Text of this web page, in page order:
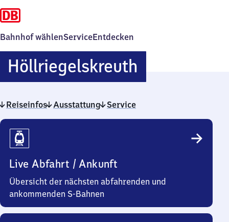
Bahnhof wählenServiceEntdecken
Höllriegelskreuth
Reiseinfos Ausstattung Service
Reiseinfos
Live Abfahrt / Ankunft
Übersicht der nächsten abfahrenden und
ankommenden S-Bahnen